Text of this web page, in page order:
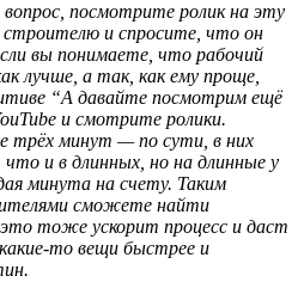
вопрос, посмотрите ролик на эту
и спросите, что он
вы понимаете, что рабочий
лучше, а так, как ему проще,
“А давайте посмотрим ещё
и смотрите ролики.
трёх минут — по сути, в них
и в длинных, но на длинные у
минута на счету. Таким
сможете найти
тоже ускорит процесс и даст
то вещи быстрее и